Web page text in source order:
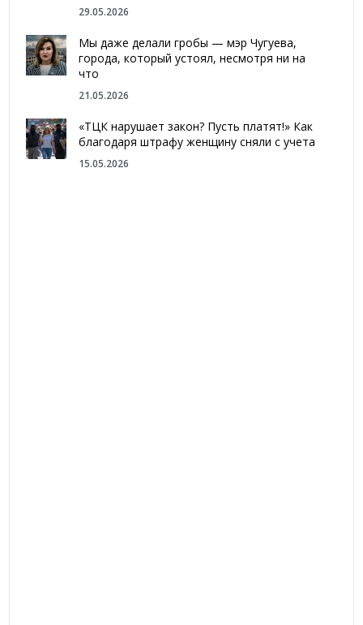
29.05.2026
Мы даже делали гробы — мэр Чугуева,
города, который устоял, несмотря ни на
что
21.05.2026
«ТЦК нарушает закон? Пусть платят!» Как
благодаря штрафу женщину сняли с учета
15.05.2026